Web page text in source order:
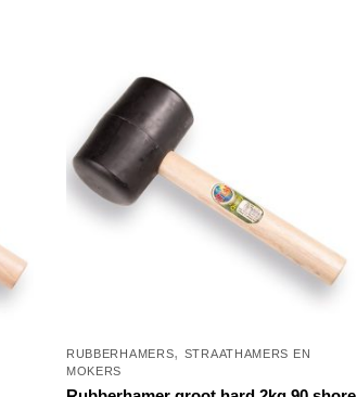
RUBBERHAMERS, STRAATHAMERS EN
MOKERS